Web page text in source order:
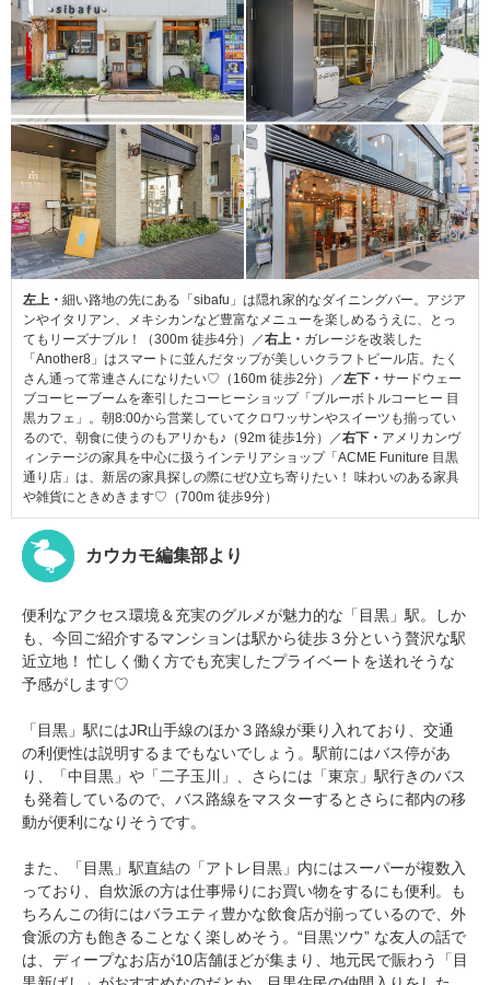
左上・ 細い路地の先にある「sibafu」は隠れ家的なダイニングバー。アジア
ンやイタリアン、メキシカンなど豊富なメニューを楽しめるうえに、とっ
てもリーズナブル！（300m 徒歩4分）／右上・ ガレージを改装した
「Another8」はスマートに並んだタップが美しいクラフトビール店。たく
さん通って常連さんになりたい♡（160m 徒歩2分）／左下・ サードウェー
ブコーヒーブームを牽引したコーヒーショップ「ブルーボトルコーヒー 目
黒カフェ」。朝8:00から営業していてクロワッサンやスイーツも揃ってい
るので、朝食に使うのもアリかも♪（92m 徒歩1分）／右下・ アメリカンヴ
ィンテージの家具を中心に扱うインテリアショップ「ACME Funiture 目黒
通り店」は、新居の家具探しの際にぜひ立ち寄りたい！ 味わいのある家具
や雑貨にときめきます♡（700m 徒歩9分）
カウカモ編集部より
便利なアクセス環境＆充実のグルメが魅力的な「目黒」駅。しか
も、今回ご紹介するマンションは駅から徒歩３分という贅沢な駅
近立地！ 忙しく働く方でも充実したプライベートを送れそうな
予感がします♡
「目黒」駅にはJR山手線のほか３路線が乗り入れており、交通
の利便性は説明するまでもないでしょう。駅前にはバス停があ
り、「中目黒」や「二子玉川」、さらには「東京」駅行きのバス
も発着しているので、バス路線をマスターするとさらに都内の移
動が便利になりそうです。
また、「目黒」駅直結の「アトレ目黒」内にはスーパーが複数入
っており、自炊派の方は仕事帰りにお買い物をするにも便利。も
ちろんこの街にはバラエティ豊かな飲食店が揃っているので、外
食派の方も飽きることなく楽しめそう。“目黒ツウ” な友人の話で
は、ディープなお店が10店舗ほどが集まり、地元民で賑わう「目